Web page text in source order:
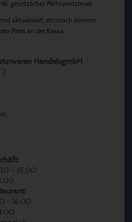
gesetzlicher Mehrwertsteuer
aktualisiert, dennoch können
Preis an der Kassa.
HandelsgmbH
2
- 18:00
- 16:00